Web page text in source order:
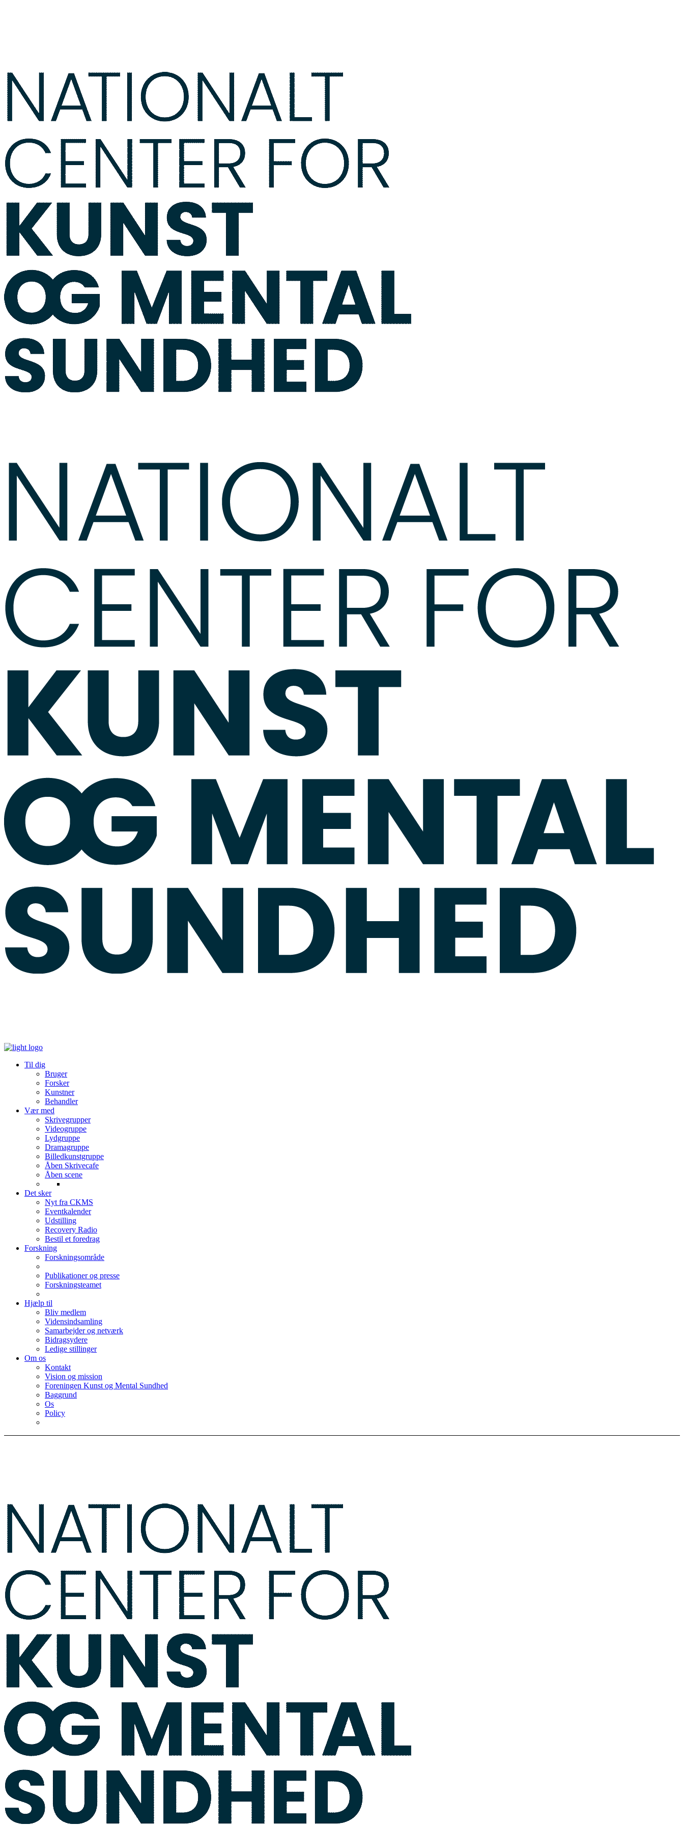
Til dig
Bruger
Forsker
Kunstner
Behandler
Vær med
Skrivegrupper
Videogruppe
Lydgruppe
Dramagruppe
Billedkunstgruppe
Åben Skrivecafe
Åben scene
Det sker
Nyt fra CKMS
Eventkalender
Udstilling
Recovery Radio
Bestil et foredrag
Forskning
Forskningsområde
Publikationer og presse
Forskningsteamet
Hjælp til
Bliv medlem
Vidensindsamling
Samarbejder og netværk
Bidragsydere
Ledige stillinger
Om os
Kontakt
Vision og mission
Foreningen Kunst og Mental Sundhed
Baggrund
Os
Policy